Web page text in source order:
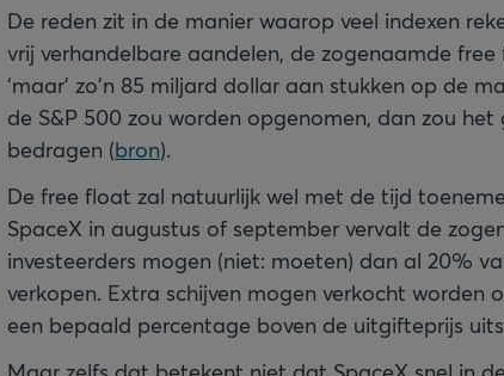
De reden zit in de manier waarop veel indexen
vrij verhandelbare aandelen, de zogenaamde
‘maar’ zo'n 85 miljard dollar aan stukken op de
de S&P 500 zou worden opgenomen, dan zou
bedragen (bron).
De free float zal natuurlijk wel met de tijd
SpaceX in augustus of september vervalt de
investeerders mogen (niet: moeten) dan al 20%
verkopen. Extra schijven mogen verkocht worden
een bepaald percentage boven de uitgifteprijs